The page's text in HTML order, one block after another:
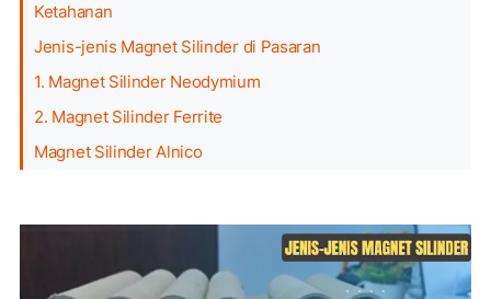
Ketahanan
Jenis-jenis Magnet Silinder di Pasaran
1. Magnet Silinder Neodymium
2. Magnet Silinder Ferrite
Magnet Silinder Alnico